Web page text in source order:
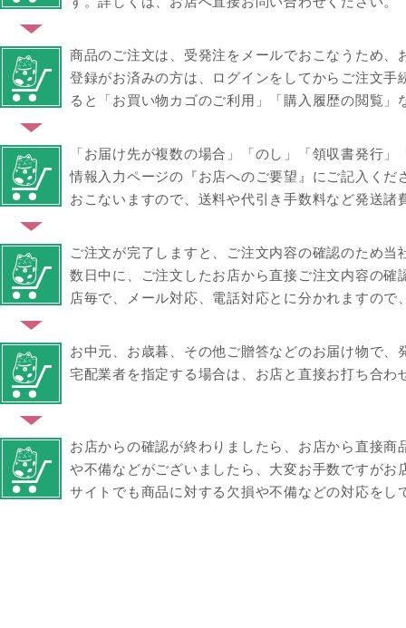
商品のご注文は、受発注をメールでおこなうため
登録がお済みの方は、ログインをしてからご注文
ると「お買い物カゴのご利用」「購入履歴の閲覧」
「お届け先が複数の場合」「のし」「領収書発行
情報入力ページの『お店へのご要望』にご記入く
おこないますので、送料や代引き手数料など発送
ご注文が完了しますと、ご注文内容の確認のため
数日中に、ご注文したお店から直接ご注文内容の
店毎で、メール対応、電話対応とに分かれますので
お中元、お歳暮、その他ご贈答などのお届け物で
宅配業者を指定する場合は、お店と直接お打ち合わ
お店からの確認が終わりましたら、お店から直接
や不備などがございましたら、大変お手数ですが
サイトでも商品に対する欠損や不備などの対応をし